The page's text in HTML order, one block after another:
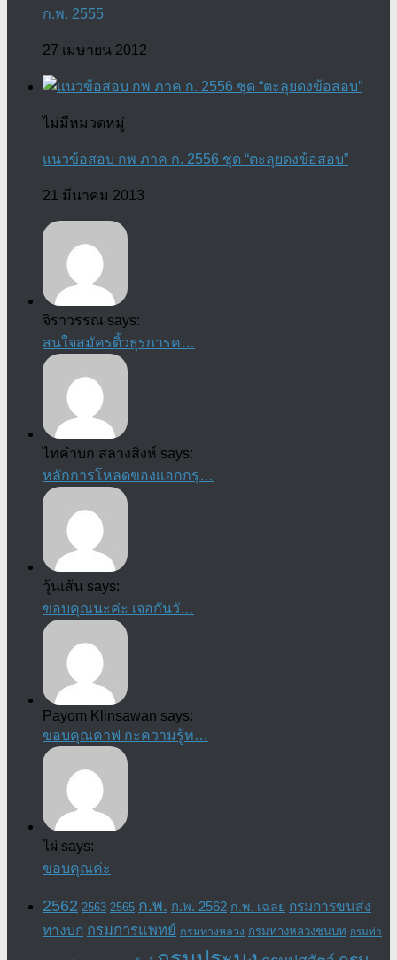
ก.พ. 2555
27 เมษายน 2012
ไม่มีหมวดหมู่
แนวข้อสอบ กพ ภาค ก. 2556 ชุด “ตะลุยดงข้อสอบ”
21 มีนาคม 2013
จิราวรรณ says:
สนใจสมัครติ้วธุรการค…
ไทคำบก สลางสิงห์ says:
หลักการโหลดของแอกกรุ…
วุ้นเส้น says:
ขอบคุณนะค่ะ เจอกันวั…
Payom Klinsawan says:
ขอบคุณคาฟ กะความรู้ท…
ไผ่ says:
ขอบคุณค่ะ
2562 2563 2565 ก.พ. ก.พ. 2562 ก.พ. เฉลย กรมการขนส่ง
ทางบก กรมการแพทย์ กรมทางหลวง กรมทางหลวงชนบท กรมท่า